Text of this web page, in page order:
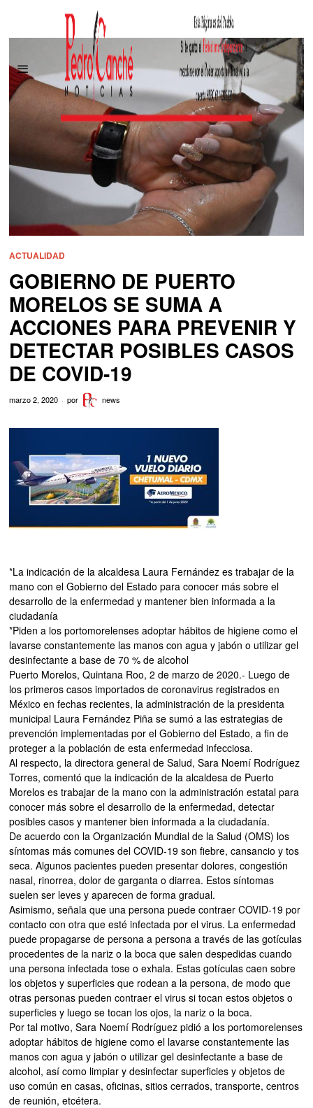
ACTUALIDAD
GOBIERNO DE PUERTO
MORELOS SE SUMA A
ACCIONES PARA PREVENIR Y
DETECTAR POSIBLES CASOS
DE COVID-19
marzo 2, 2020 por news
*La indicación de la alcaldesa Laura Fernández es trabajar de la
mano con el Gobierno del Estado para conocer más sobre el
desarrollo de la enfermedad y mantener bien informada a la
ciudadanía
*Piden a los portomorelenses adoptar hábitos de higiene como el
lavarse constantemente las manos con agua y jabón o utilizar gel
desinfectante a base de 70 % de alcohol
Puerto Morelos, Quintana Roo, 2 de marzo de 2020.- Luego de
los primeros casos importados de coronavirus registrados en
México en fechas recientes, la administración de la presidenta
municipal Laura Fernández Piña se sumó a las estrategias de
prevención implementadas por el Gobierno del Estado, a fin de
proteger a la población de esta enfermedad infecciosa.
Al respecto, la directora general de Salud, Sara Noemí Rodríguez
Torres, comentó que la indicación de la alcaldesa de Puerto
Morelos es trabajar de la mano con la administración estatal para
conocer más sobre el desarrollo de la enfermedad, detectar
posibles casos y mantener bien informada a la ciudadanía.
De acuerdo con la Organización Mundial de la Salud (OMS) los
síntomas más comunes del COVID-19 son fiebre, cansancio y tos
seca. Algunos pacientes pueden presentar dolores, congestión
nasal, rinorrea, dolor de garganta o diarrea. Estos síntomas
suelen ser leves y aparecen de forma gradual.
Asimismo, señala que una persona puede contraer COVID-19 por
contacto con otra que esté infectada por el virus. La enfermedad
puede propagarse de persona a persona a través de las gotículas
procedentes de la nariz o la boca que salen despedidas cuando
una persona infectada tose o exhala. Estas gotículas caen sobre
los objetos y superficies que rodean a la persona, de modo que
otras personas pueden contraer el virus si tocan estos objetos o
superficies y luego se tocan los ojos, la nariz o la boca.
Por tal motivo, Sara Noemí Rodríguez pidió a los portomorelenses
adoptar hábitos de higiene como el lavarse constantemente las
manos con agua y jabón o utilizar gel desinfectante a base de
alcohol, así como limpiar y desinfectar superficies y objetos de
uso común en casas, oficinas, sitios cerrados, transporte, centros
de reunión, etcétera.